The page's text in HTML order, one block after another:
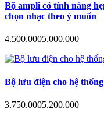
Bộ ampli có tính năng
chọn nhạc theo ý muốn
4.500.0005.000.000
Bộ lưu điện cho hệ
3.750.0005.200.000